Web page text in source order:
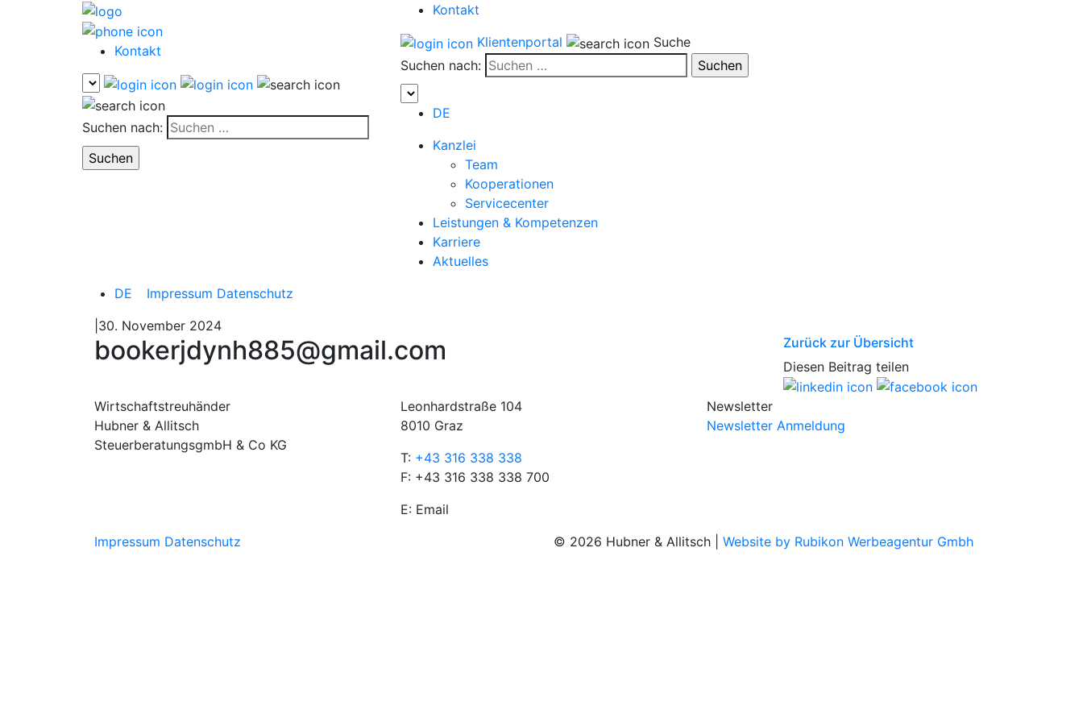
Kontakt
Suchen nach:
Kontakt
Klientenportal
Suche
Suchen nach:
DE
Kanzlei
Team
Kooperationen
Servicecenter
Leistungen & Kompetenzen
Karriere
Aktuelles
DE
Impressum Datenschutz
|30. November 2024
bookerjdynh885@gmail.com
Zurück zur Übersicht
Diesen Beitrag teilen
Wirtschaftstreuhänder
Hubner & Allitsch
SteuerberatungsgmbH & Co KG
Leonhardstraße 104
8010 Graz
T: +43 316 338 338
F: +43 316 338 338 700
E: Email
Newsletter
Newsletter Anmeldung
Impressum Datenschutz © 2026 Hubner & Allitsch | Website by Rubikon Werbeagentur Gmbh